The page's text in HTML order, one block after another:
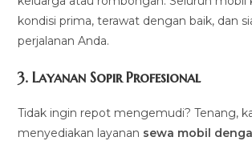
kondisi prima, terawat dengan baik, dan
perjalanan Anda.
3.Layanan Sopir Profesional
Tidak ingin repot mengemudi? Tenang,
menyediakan layanan sewa mobil